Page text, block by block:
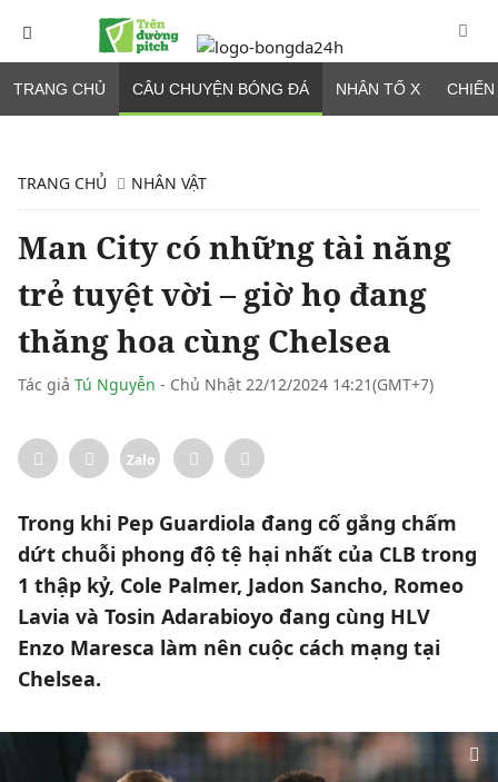
TRANG CHỦ CÂU CHUYỆN BÓNG ĐÁ NHÂN TỐ X
TRANG CHỦ NHÂN VẬT
Man City có những tài năng
trẻ tuyệt vời – giờ họ đang
thăng hoa cùng Chelsea
Tác giả Tú Nguyễn - Chủ Nhật 22/12/2024 14:21(GMT+7)
Zalo
Trong khi Pep Guardiola đang cố gắng chấm
dứt chuỗi phong độ tệ hại nhất của CLB trong
1 thập kỷ, Cole Palmer, Jadon Sancho, Romeo
Lavia và Tosin Adarabioyo đang cùng HLV
Enzo Maresca làm nên cuộc cách mạng tại
Chelsea.